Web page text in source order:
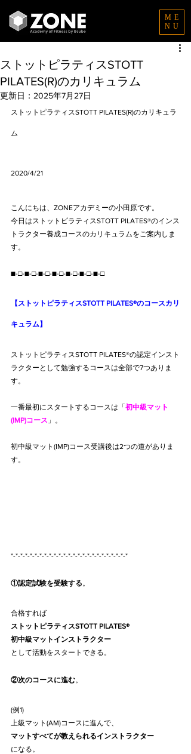
ME
NU
ストットピラティスSTOTT
PILATES(R)のカリキュラム
更新日： 2025年7月27日
ストットピラティスSTOTT PILATES(R)のカリキュラ
ム
2020/4/21
こんにちは、ZONEアカデミーの小田原です。
今日はストットピラティスSTOTT PILATES®のインス
トラクター養成コースのカリキュラムをご案内しま
す。
■-□-■-□-■-□-■-□-■-□-■-□-■-□
【ストットピラティスSTOTT PILATES®のコースカリ
キュラム】
ストットピラティスSTOTT PILATES®の認定インスト
ラクターとして勉強するコースは全部で7つありま
す。
一番最初にスタートするコースは「 初中級マット
(IMP)コース 」。
初中級マット(IMP)コース受講後は2つの道がありま
す。
*-*-*-*-*-*-*-*-*-*-*-*-*-*-*-*-*-*-*-*-*-*-*-*-*
①認定試験を受験する。
合格すれば
ストットピラティスSTOTT PILATES®
初中級マットインストラクター
として活動をスタートできる。
②次のコースに進む。
(例1)
上級マット(AM)コースに進んで、
マットすべてが教えられるインストラクター
になる。